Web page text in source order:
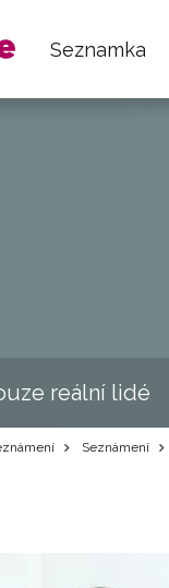
Seznamka
reální lidé
Seznámení